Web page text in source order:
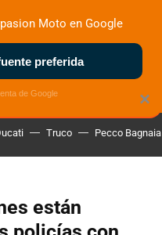
MOTOS ELÉCTRICAS
Truco Pecco Bagnaia
están
×
Moto en Google
preferida
de Google